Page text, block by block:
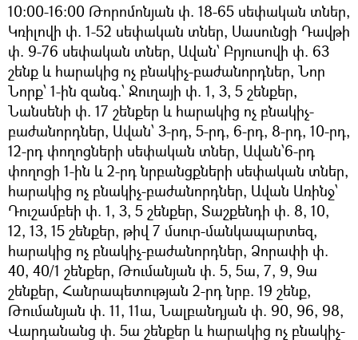
10։00-16։00 Թորոմոնյան փ. 18-65 սեփական տներ,
Կռիլովի փ. 1-52 սեփական տներ, Սասունցի Դավթի
փ. 9-76 սեփական տներ, Ավան՝ Բրյուսովի փ. 63
շենք և հարակից ոչ բնակիչ-բաժանորդներ, Նոր
Նորք՝ 1-ին զանգ.՝ Ջուղայի փ. 1, 3, 5 շենքեր,
Նանսենի փ. 17 շենքեր և հարակից ոչ բնակիչ-
բաժանորդներ, Ավան՝ 3-րդ, 5-րդ, 6-րդ, 8-րդ, 10-րդ,
12-րդ փողոցների սեփական տներ, Ավան՝6-րդ
փողոցի 1-ին և 2-րդ նրբանցքների սեփական տներ,
հարակից ոչ բնակիչ-բաժանորդներ, Ավան Առինջ՝
Դուշամբեի փ. 1, 3, 5 շենքեր, Տաշքենդի փ. 8, 10,
12, 13, 15 շենքեր, թիվ 7 մսուր-մանկապարտեզ,
հարակից ոչ բնակիչ-բաժանորդներ, Ձորափի փ.
40, 40/1 շենքեր, Թումանյան փ. 5, 5ա, 7, 9, 9ա
շենքեր, Հանրապետության 2-րդ նրբ. 19 շենք,
Թումանյան փ. 11, 11ա, Նալբանդյան փ. 90, 96, 98,
Վարդանանց փ. 5ա շենքեր և հարակից ոչ բնակիչ-